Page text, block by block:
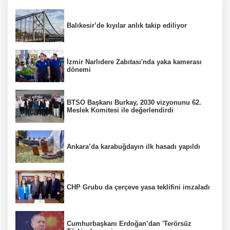
Balıkesir’de kıyılar anlık takip ediliyor
İzmir Narlıdere Zabıtası'nda yaka kamerası
dönemi
BTSO Başkanı Burkay, 2030 vizyonunu 62.
Meslek Komitesi ile değerlendirdi
Ankara’da karabuğdayın ilk hasadı yapıldı
CHP Grubu da çerçeve yasa teklifini imzaladı
Cumhurbaşkanı Erdoğan’dan 'Terörsüz